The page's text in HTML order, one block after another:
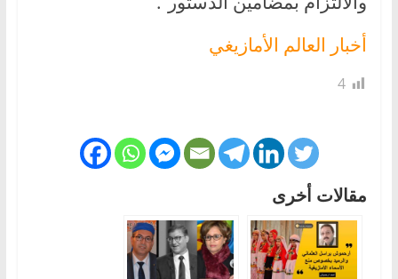
أخبار العالم الأمازيغي
4
مقالات أخرى